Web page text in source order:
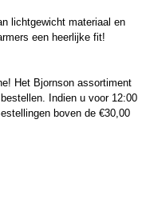
lichtgewicht materiaal en
een heerlijke fit!
Het Bjornson assortiment
Indien u voor 12:00
boven de €30,00